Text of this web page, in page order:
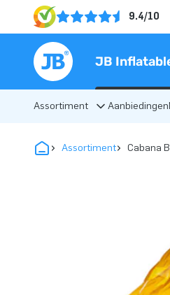
9.4/10
JB
Assortiment Aanbiedingen
Assortiment Cabana